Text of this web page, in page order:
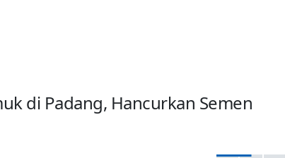
di Padang, Hancurkan Semen